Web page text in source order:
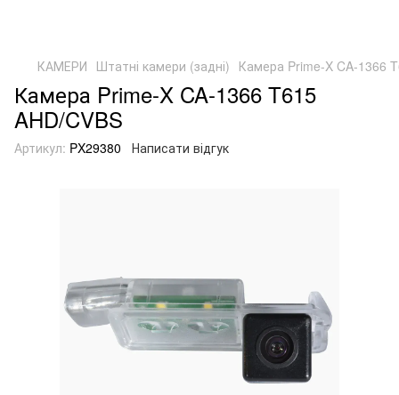
КАМЕРИ Штатні камери (задні) Камера Prime-X CA-1366
Камера Prime-X CA-1366 T615
AHD/CVBS
Артикул: PX29380 Написати відгук